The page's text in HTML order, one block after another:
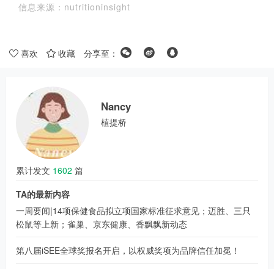
信息来源：nutritioninsight
喜欢 收藏 分享至：
Nancy
植提桥
累计发文 1602 篇
TA的最新内容
一周要闻|14项保健食品拟立项国家标准征求意见；迈胜、三只
松鼠等上新；雀巢、京东健康、香飘飘新动态
第八届iSEE全球奖报名开启，以权威奖项为品牌信任加冕！